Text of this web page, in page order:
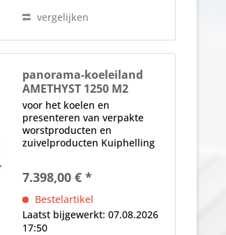
vergelijken
panorama-koeleiland
AMETHYST 1250 M2
voor het koelen en
presenteren van verpakte
worstproducten en
zuivelproducten Kuiphelling
Elektronische bediening
(onderaan het voorpaneel)
digitaal display,
temperatuurregeling...
7.398,00 € *
Bestelartikel
Laatst bijgewerkt: 07.08.2026
17:50